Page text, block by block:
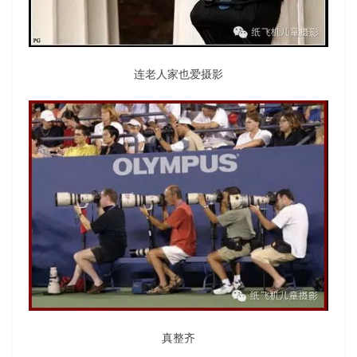
连老人家也爱摄影
真整齐